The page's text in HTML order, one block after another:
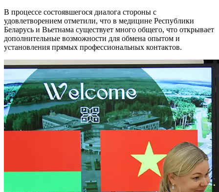
В процессе состоявшегося диалога стороны с
удовлетворением отметили, что в медицине Республики
Беларусь и Вьетнама существует много общего, что открывает
дополнительные возможности для обмена опытом и
установления прямых профессиональных контактов.